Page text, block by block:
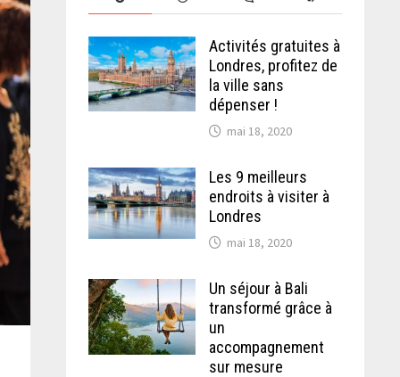
Activités gratuites à
Londres, profitez de
la ville sans
dépenser !
mai 18, 2020
Les 9 meilleurs
endroits à visiter à
Londres
mai 18, 2020
Un séjour à Bali
transformé grâce à
un
accompagnement
sur mesure